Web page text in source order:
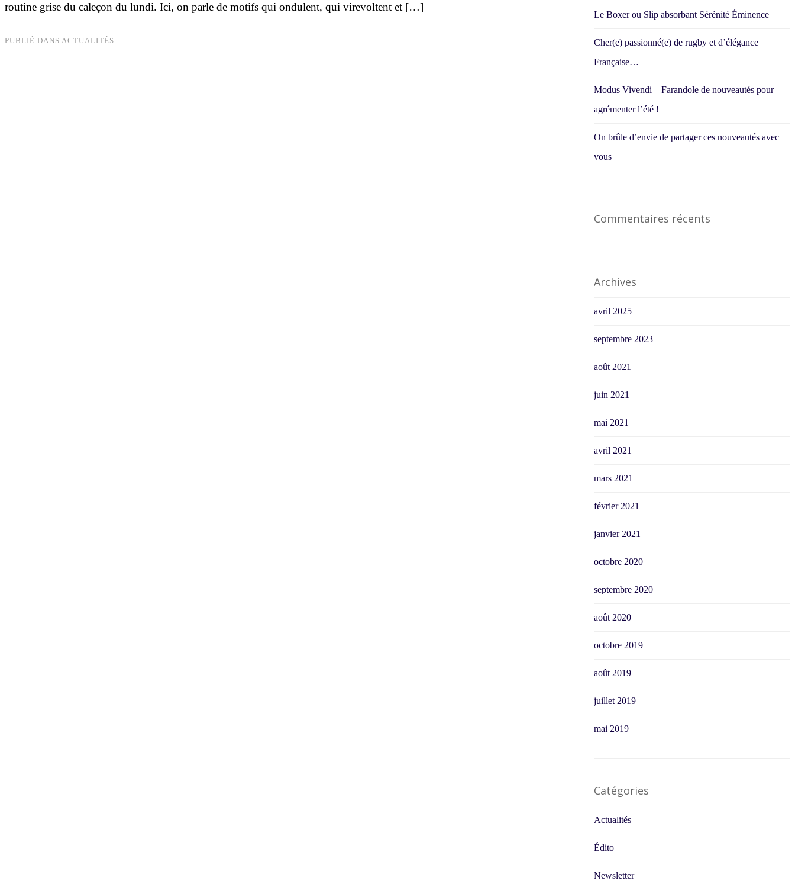
routine grise du caleçon du lundi. Ici, on parle de motifs qui ondulent, qui virevoltent et […]
PUBLIÉ DANS ACTUALITÉS
Le Boxer ou Slip absorbant Sérénité Éminence
Cher(e) passionné(e) de rugby et d’élégance
Française…
Modus Vivendi – Farandole de nouveautés pour
agrémenter l’été !
On brûle d’envie de partager ces nouveautés avec
vous
Commentaires récents
Archives
avril 2025
septembre 2023
août 2021
juin 2021
mai 2021
avril 2021
mars 2021
février 2021
janvier 2021
octobre 2020
septembre 2020
août 2020
octobre 2019
août 2019
juillet 2019
mai 2019
Catégories
Actualités
Édito
Newsletter